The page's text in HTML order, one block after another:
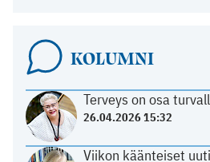
KOLUMNI
Terveys on osa
26.04.2026 15:32
Viikon käänteiset